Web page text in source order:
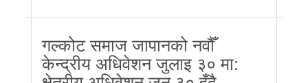
गल्कोट समाज जापानको नवौँ
केन्द्रीय अधिवेशन जुलाइ ३० मा: